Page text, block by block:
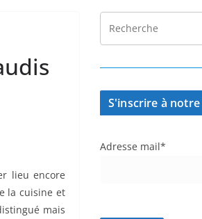
lieu encore
la cuisine et
mais
S'inscrire à
Adresse mail*